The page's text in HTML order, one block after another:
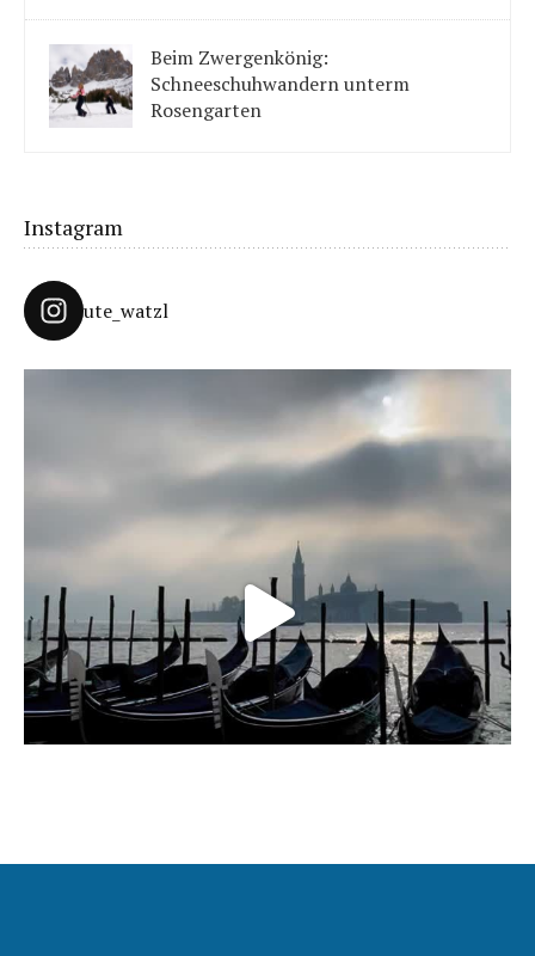
Beim Zwergenkönig:
Schneeschuhwandern unterm
Rosengarten
Instagram
ute_watzl